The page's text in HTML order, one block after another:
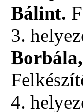
Bálint.
3.
4.